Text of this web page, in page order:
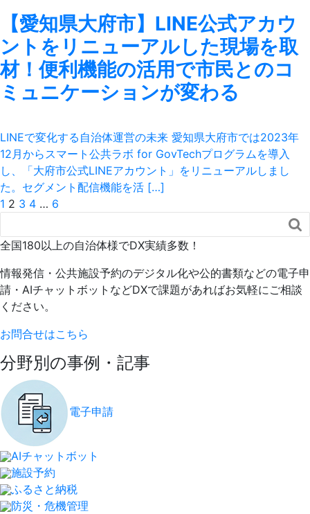
【愛知県大府市】LINE公式アカウ
ントをリニューアルした現場を取
材！便利機能の活用で市民とのコ
ミュニケーションが変わる
LINEで変化する自治体運営の未来 愛知県大府市では2023年
12月からスマート公共ラボ for GovTechプログラムを導入
し、「大府市公式LINEアカウント」をリニューアルしまし
た。セグメント配信機能を活 […]
1 2 3 4 … 6

全国180以上の自治体様でDX実績多数！
情報発信・公共施設予約のデジタル化や公的書類などの電子申
請・AIチャットボットなどDXで課題があればお気軽にご相談
ください。
お問合せはこちら
分野別の事例・記事
電子申請
AIチャットボット
施設予約
ふるさと納税
防災・危機管理